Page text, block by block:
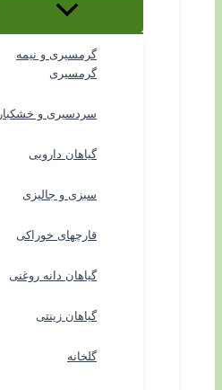
گرمسیری و نیمه
گرمسیری
سردسیری و خشکبار
گیاهان دارویی
سبزی و جالیزی
قارچهای خوراکی
گیاهان دانه روغنی
گیاهان زینتی
گلخانه